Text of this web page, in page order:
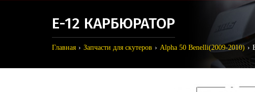
E-12 КАРБЮРАТОР
Главная Запчасти для скутеров Alpha 50 Benelli(2009-2010)